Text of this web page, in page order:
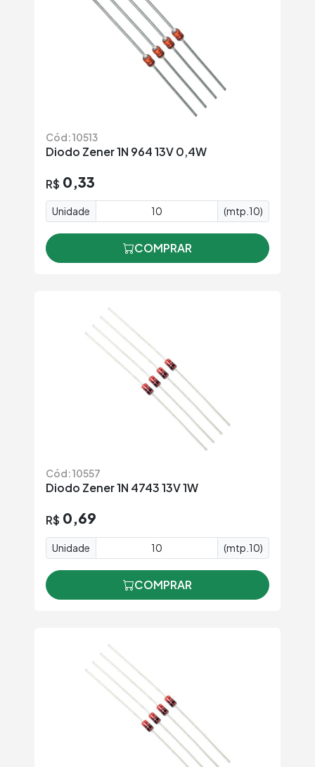
Cód: 10513
Diodo Zener 1N 964 13V 0,4W
R$ 0,33
Unidade (mtp.10)
COMPRAR
Cód: 10557
Diodo Zener 1N 4743 13V 1W
R$ 0,69
Unidade (mtp.10)
COMPRAR